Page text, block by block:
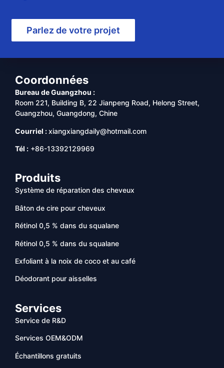
Parlez de votre projet
Coordonnées
Bureau de Guangzhou :
Room 221, Building B, 22 Jianpeng Road, Helong Street,
Guangzhou, Guangdong, Chine
Courriel :xiangxiangdaily@hotmail.com
Tél : +86-13392129969
Produits
Système de réparation des cheveux
Bâton de cire pour cheveux
Rétinol 0,5 % dans du squalane
Rétinol 0,5 % dans du squalane
Exfoliant à la noix de coco et au café
Déodorant pour aisselles
Services
Service de R&D
Services OEM&ODM
Échantillons gratuits